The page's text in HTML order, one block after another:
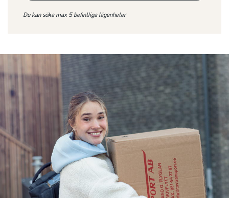
Du kan söka max 5 befintliga lägenheter